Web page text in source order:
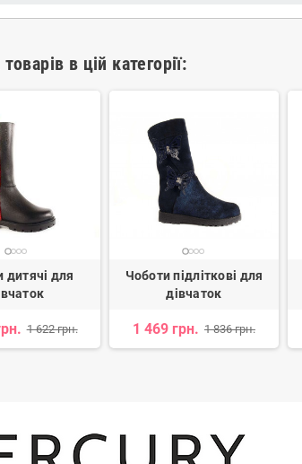
в цій категорії:
дитячі для
1 622 грн.
Чоботи підліткові для
дівчаток
1 469 грн. 1 836 грн.